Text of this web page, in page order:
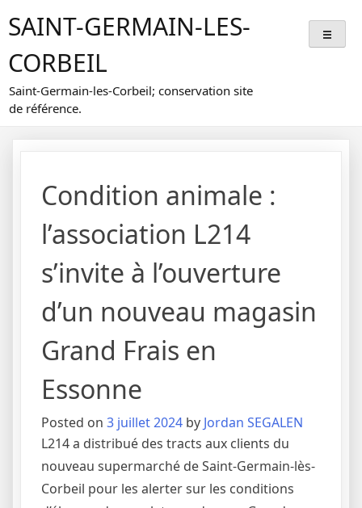
toSAINT-GERMAIN-LES-
CORBEIL
Saint-Germain-les-Corbeil; conservation site
de référence.
Condition animale :
l’association L214
s’invite à l’ouverture
d’un nouveau magasin
Grand Frais en
Essonne
Posted on 3 juillet 2024 by Jordan SEGALEN
L214 a distribué des tracts aux clients du
nouveau supermarché de Saint-Germain-lès-
Corbeil pour les alerter sur les conditions